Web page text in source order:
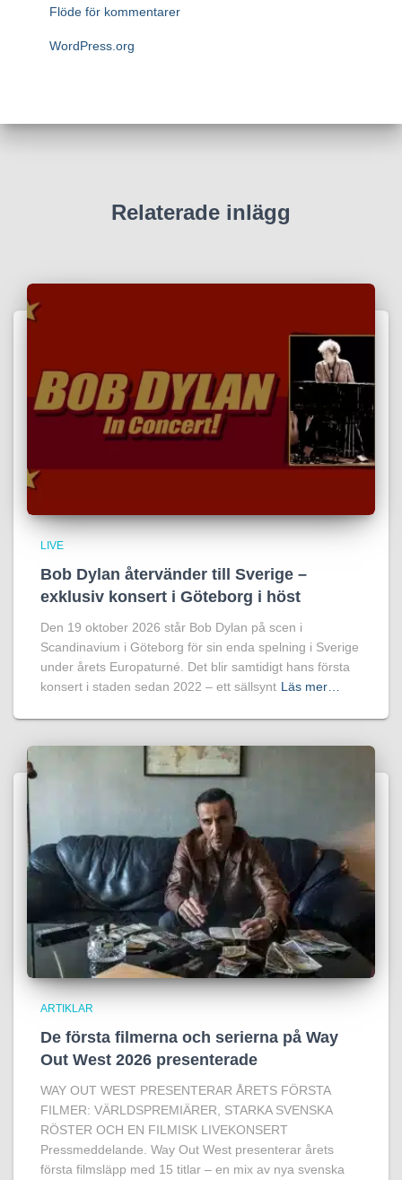
Flöde för kommentarer
WordPress.org
Relaterade inlägg
LIVE
Bob Dylan återvänder till Sverige –
exklusiv konsert i Göteborg i höst
Den 19 oktober 2026 står Bob Dylan på scen i
Scandinavium i Göteborg för sin enda spelning i Sverige
under årets Europaturné. Det blir samtidigt hans första
konsert i staden sedan 2022 – ett sällsynt Läs mer…
ARTIKLAR
De första filmerna och serierna på Way
Out West 2026 presenterade
WAY OUT WEST PRESENTERAR ÅRETS FÖRSTA
FILMER: VÄRLDSPREMIÄRER, STARKA SVENSKA
RÖSTER OCH EN FILMISK LIVEKONSERT
Pressmeddelande. Way Out West presenterar årets
första filmsläpp med 15 titlar – en mix av nya svenska